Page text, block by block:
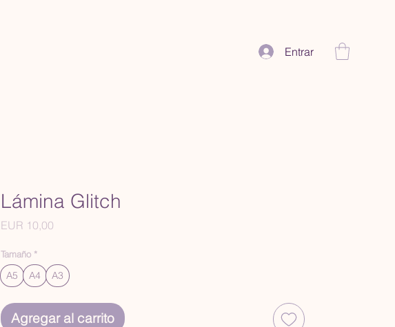
Entrar
Lámina Glitch
EUR 10,00Precio
Tamaño *
A5 A4 A3
Agregar al carrito